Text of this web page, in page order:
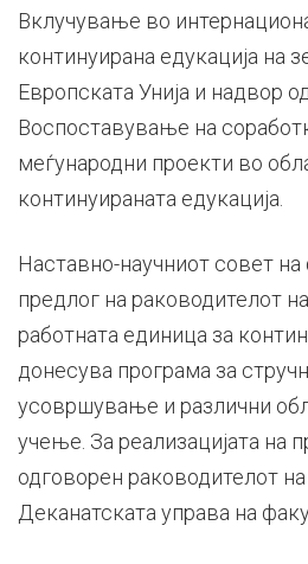
Вклучување во
континуирана едукација на
Европската Унија и надвор
Воспоставување на
меѓународни проекти во
континуираната едукација.
Наставно-научниот совет на
предлог на раководителот
работната единица за
донесува програма за
усовршување и различни
учење. За реализацијата на
одговорен раководителот
Деканатската управа на